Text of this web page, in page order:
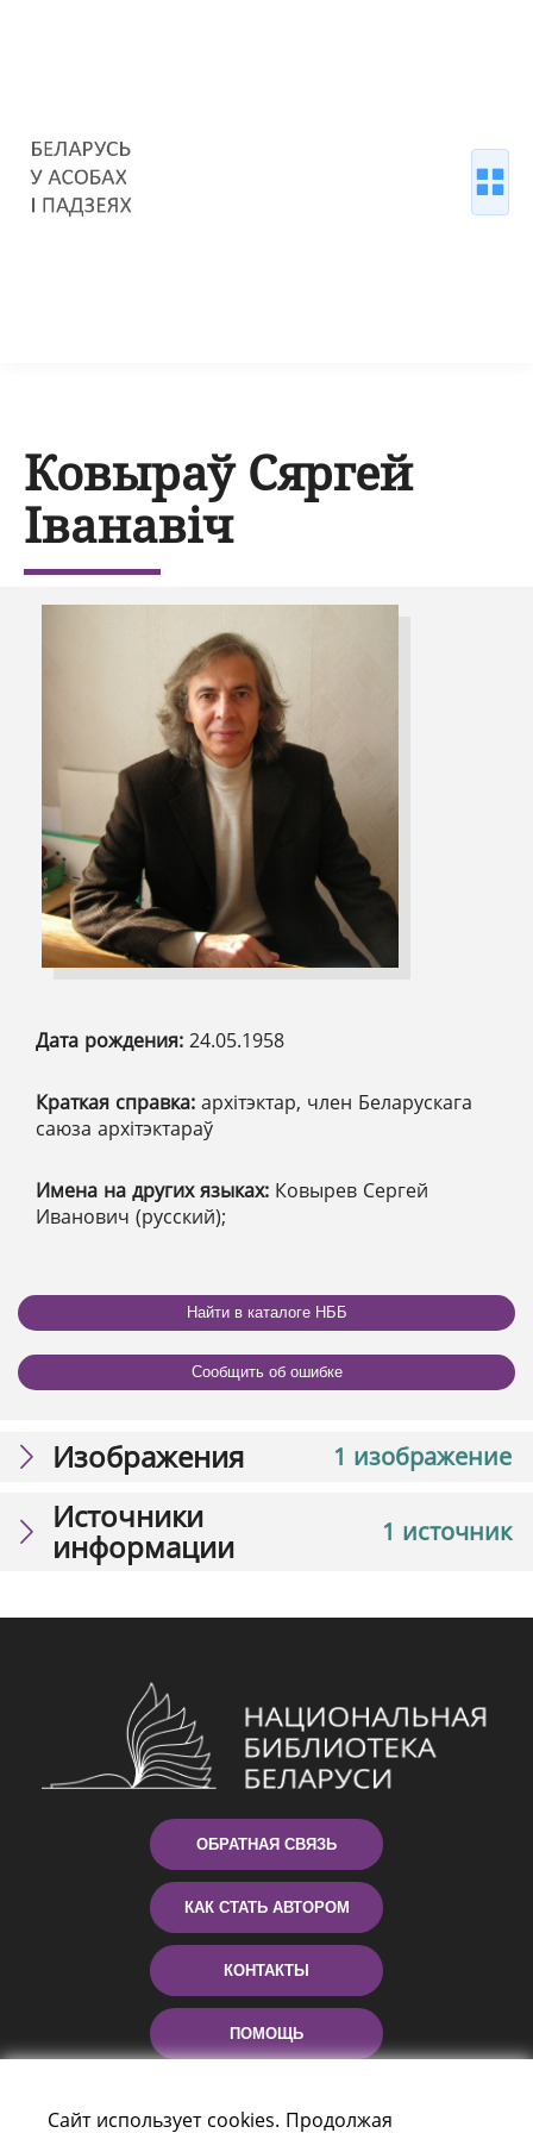
Ковыраў Сяргей
Іванавіч
Дата рождения: 24.05.1958
Краткая справка: архітэктар, член Беларускага
саюза архітэктараў
Имена на других языках: Ковырев Сергей
Иванович (русский);
Найти в каталоге НББ
Сообщить об ошибке
1 изображение
Изображения
1 источник
Источники
информации
ОБРАТНАЯ СВЯЗЬ
КАК СТАТЬ АВТОРОМ
КОНТАКТЫ
ПОМОЩЬ
Сайт использует cookies. Продолжая